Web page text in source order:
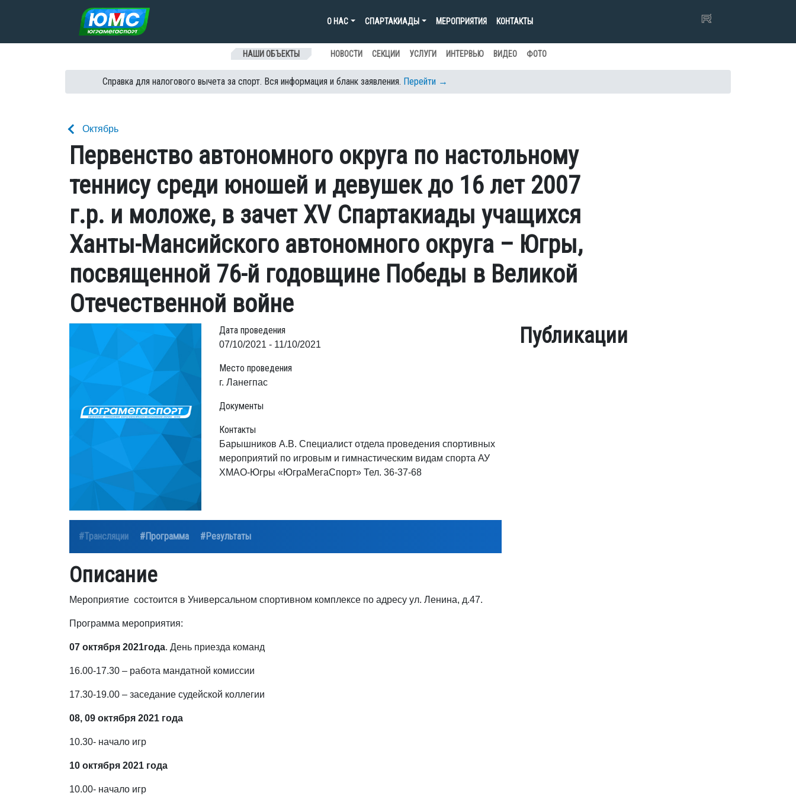
Перейти к содержанию
О НАС СПАРТАКИАДЫ МЕРОПРИЯТИЯ КОНТАКТЫ
НАШИ ОБЪЕКТЫ НОВОСТИ СЕКЦИИ УСЛУГИ ИНТЕРВЬЮ ВИДЕО ФОТО
Справка для налогового вычета за спорт. Вся информация и бланк заявления. Перейти →
Октябрь
Первенство автономного округа по настольному
теннису среди юношей и девушек до 16 лет 2007
г.р. и моложе, в зачет XV Спартакиады учащихся
Ханты-Мансийского автономного округа – Югры,
посвященной 76-й годовщине Победы в Великой
Отечественной войне
Дата проведения
07/10/2021 - 11/10/2021
Место проведения
г. Ланегпас
Документы
Контакты
Барышников А.В. Специалист отдела проведения спортивных
мероприятий по игровым и гимнастическим видам спорта АУ
ХМАО-Югры «ЮграМегаСпорт» Тел. 36-37-68
#Трансляции #Программа #Результаты
Описание
Мероприятие состоится в Универсальном спортивном комплексе по адресу ул. Ленина, д.47.
Программа мероприятия:
07 октября 2021года. День приезда команд
16.00-17.30 – работа мандатной комиссии
17.30-19.00 – заседание судейской коллегии
08, 09 октября 2021 года
10.30- начало игр
10 октября 2021 года
10.00- начало игр
Публикации